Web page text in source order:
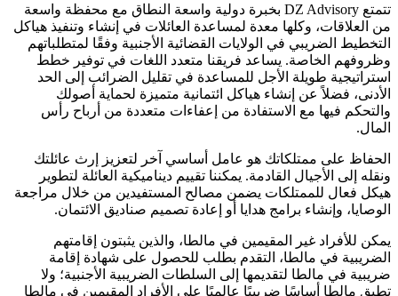
تتمتع DZ Advisory بخبرة دولية واسعة النطاق مع محفظة واسعة
من العلاقات، وكلها معدة لمساعدة العائلات في إنشاء وتنفيذ هياكل
التخطيط الضريبي في الولايات القضائية الأجنبية وفقًا لمتطلباتهم
وظروفهم الخاصة. يساعد فريقنا متعدد اللغات في توفير خطط
استراتيجية طويلة الأجل للمساعدة في تقليل الضرائب إلى الحد
الأدنى، فضلاً عن إنشاء هياكل ائتمانية متميزة لحماية أصولك
والتحكم فيها مع الاستفادة من إعفاءات متعددة من أرباح رأس
المال.
الحفاظ على ممتلكاتك هو عامل أساسي آخر لتعزيز إرث عائلتك
ونقله إلى الأجيال القادمة. يمكننا تقييم ديناميكية العائلة لتطوير
هيكل فعال للممتلكات يضمن مصالح المستفيدين من خلال مراجعة
الوصايا، وإنشاء برامج هدايا أو إعادة تصميم صناديق الائتمان.
يمكن للأفراد غير المقيمين في مالطا، والذين يثبتون إقامتهم
الضريبية في مالطا، التقدم بطلب للحصول على شهادة إقامة
ضريبية في مالطا لتقديمها إلى السلطات الضريبية الأجنبية؛ ولا
تطبق مالطا أساسًا ضريبيًا عالميًا على الأفراد المقيمين في مالطا